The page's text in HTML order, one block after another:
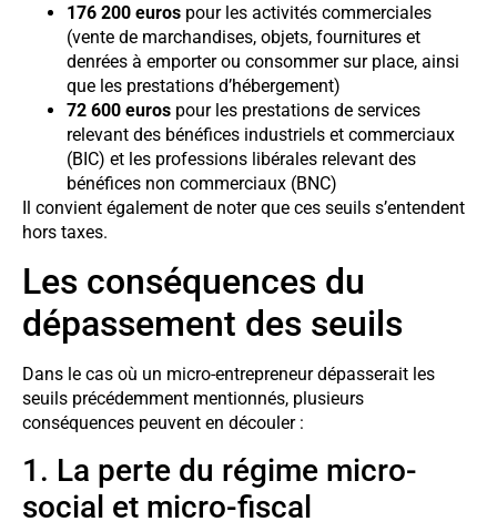
176 200 euros pour les activités commerciales
(vente de marchandises, objets, fournitures et
denrées à emporter ou consommer sur place, ainsi
que les prestations d’hébergement)
72 600 euros pour les prestations de services
relevant des bénéfices industriels et commerciaux
(BIC) et les professions libérales relevant des
bénéfices non commerciaux (BNC)
Il convient également de noter que ces seuils s’entendent
hors taxes.
Les conséquences du
dépassement des seuils
Dans le cas où un micro-entrepreneur dépasserait les
seuils précédemment mentionnés, plusieurs
conséquences peuvent en découler :
1. La perte du régime micro-
social et micro-fiscal